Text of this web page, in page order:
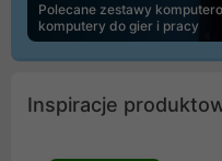
Polecane zestawy
komputery do gier i pracy
Inspiracje